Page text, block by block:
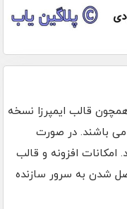
قالب ایمپرزا نسخه
می باشند. در صورت
امکانات افزونه و قالب
شدن به سرور سازنده